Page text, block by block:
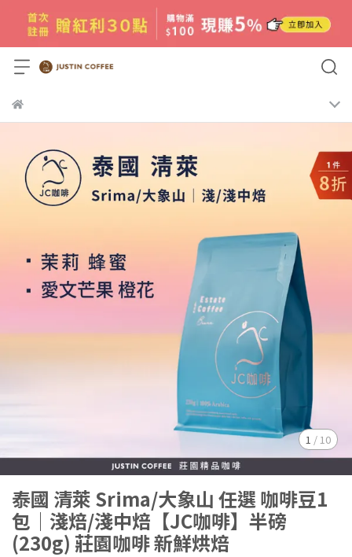
1 /10
泰國 清萊 Srima/大象山 任選 咖啡豆1
包│淺焙/淺中焙【JC咖啡】半磅
(230g) 莊園咖啡 新鮮烘焙